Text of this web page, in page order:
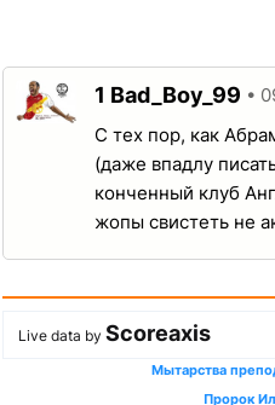
1 Bad_Boy_99 •
С тех пор, как
(даже впадлу
конченный клуб
жопы свистеть не
Live data by Scoreaxis
Мытарства
Пророк